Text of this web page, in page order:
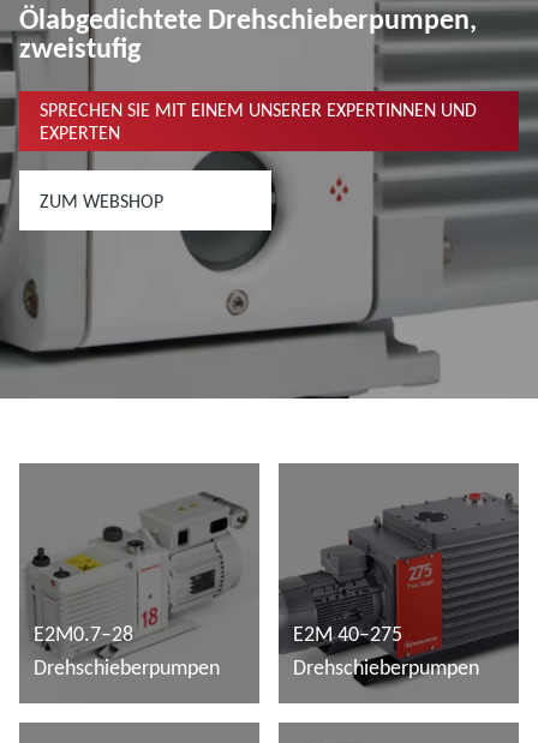
Ölabgedichtete Drehschieberpumpen,
zweistufig
SPRECHEN SIE MIT EINEM UNSERER EXPERTINNEN UND
EXPERTEN
ZUM WEBSHOP
E2M0.7–28
Drehschieberpumpen
E2M 40–275
Drehschieberpumpen